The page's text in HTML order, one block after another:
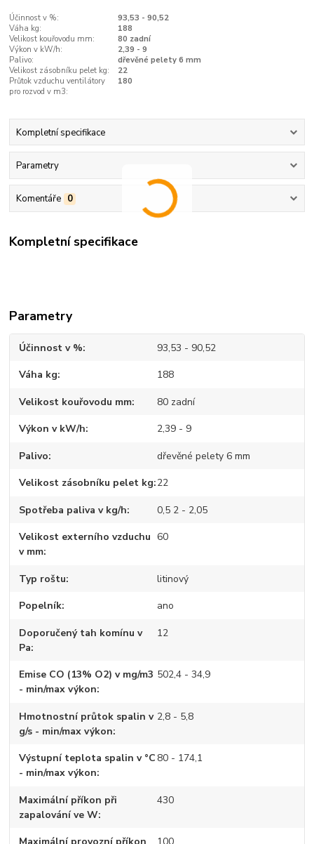
Účinnost v %:
93,53 - 90,52
Váha kg:
188
Velikost kouřovodu mm:
80 zadní
Výkon v kW/h:
2,39 - 9
Palivo:
dřevěné pelety 6 mm
Velikost zásobníku pelet kg:
22
Průtok vzduchu ventilátory
pro rozvod v m3:
180
Kompletní specifikace
Parametry
Komentáře 0
Kompletní specifikace
Parametry
Účinnost v % 93,53 - 90,52
Váha kg 188
Velikost kouřovodu mm 80 zadní
Výkon v kW/h 2,39 - 9
Palivo dřevěné pelety 6 mm
Velikost zásobníku pelet kg 22
Spotřeba paliva v kg/h 0,5 2 - 2,05
Velikost externího vzduchu
v mm
60
Typ roštu litinový
Popelník ano
Doporučený tah komínu v
Pa
12
Emise CO (13% O2) v mg/m3
- min/max výkon
502,4 - 34,9
Hmotnostní průtok spalin v
g/s - min/max výkon
2,8 - 5,8
Výstupní teplota spalin v °C
- min/max výkon
80 - 174,1
Maximální příkon při
zapalování ve W
430